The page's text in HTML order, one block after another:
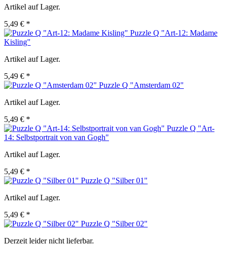
Artikel auf Lager.
5,49 € *
Puzzle Q "Art-12: Madame
Kisling"
Artikel auf Lager.
5,49 € *
Puzzle Q "Amsterdam 02"
Artikel auf Lager.
5,49 € *
Puzzle Q "Art-
14: Selbstportrait von van Gogh"
Artikel auf Lager.
5,49 € *
Puzzle Q "Silber 01"
Artikel auf Lager.
5,49 € *
Puzzle Q "Silber 02"
Derzeit leider nicht lieferbar.